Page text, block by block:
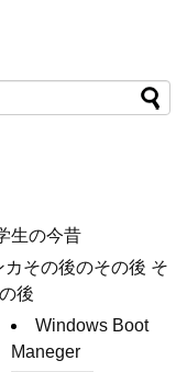
生の今昔
カその後のその後 そ
後
Windows Boot
Maneger